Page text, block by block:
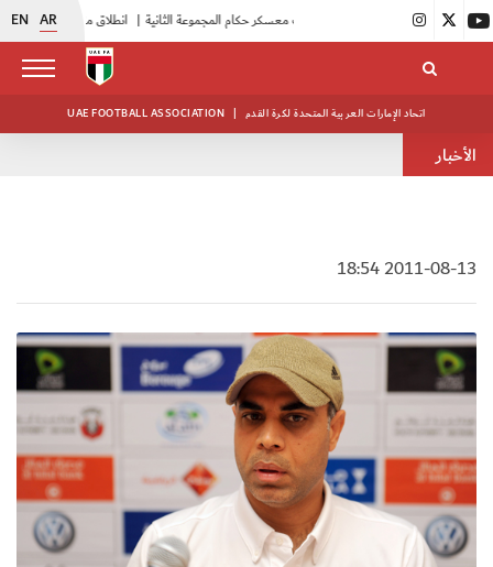
EN AR انطلاق منافسات بطولة النخبة لحرس الرئاسة |
UAE FOOTBALL ASSOCIATION | اتحاد الإمارات العربية المتحدة لكرة القدم
الأخبار
2011-08-13 18:54